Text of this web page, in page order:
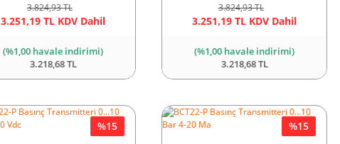
3.824,93 TL
3.251,19 TL KDV Dahil
(%1,00 havale indirimi)
3.218,68 TL
3.824,93 TL
3.251,19 TL KDV Dahil
(%1,00 havale indirimi)
3.218,68 TL
%15 %15